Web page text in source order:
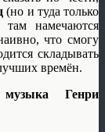
(но и туда только
намечаются
что смогу
складывать
времён.
музыка Генри